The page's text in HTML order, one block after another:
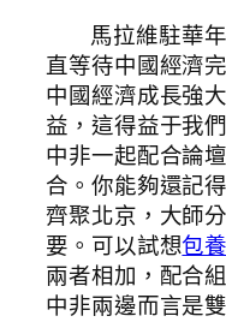
馬拉維駐華
直等待中國經濟
中國經濟成長強
益，這得益于我
中非一起配合論
合。你能夠還記
齊聚北京，大師
要。可以試想包
兩者相加，配合
中非兩邊而言是